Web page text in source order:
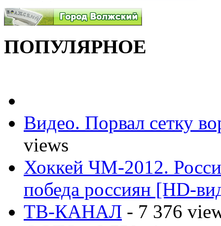
ПОПУЛЯРНОЕ
Видео. Порвал сетку
views
Хоккей ЧМ-2012.
победа россиян [HD-
ТВ-КАНАЛ - 7 376